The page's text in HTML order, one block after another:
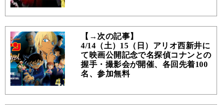
【→次の記事】
4/14（土）15（日）アリオ西新井に
て映画公開記念で名探偵コナンとの
握手・撮影会が開催、各回先着100
名、参加無料